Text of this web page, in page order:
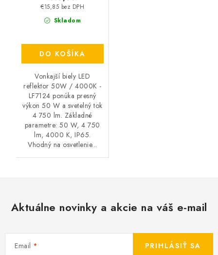
Skladom
€15,85 bez DPH
DO KOŠÍKA
Vonkajší biely LED
reflektor 50W / 4000K -
LF7124 ponúka presný
výkon 50 W a svetelný tok
4 750 lm. Základné
parametre: 50 W, 4 750
lm, 4000 K, IP65.
Vhodný na osvetlenie...
Aktuálne novinky a akcie na váš e-mail
Email PRIHLÁSIŤ SA